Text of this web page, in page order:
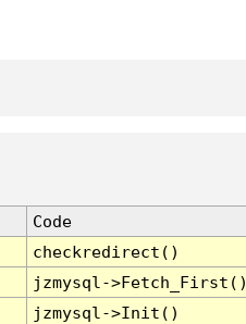
Code
checkredirect()
jzmysql-
jzmysql->Init()